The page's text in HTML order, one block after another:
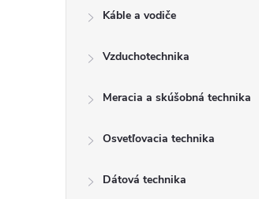
Káble a vodiče
Vzduchotechnika
Meracia a skúšobná technika
Osvetľovacia technika
Dátová technika